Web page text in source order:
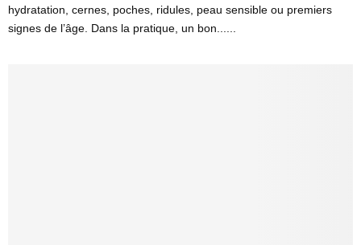
hydratation, cernes, poches, ridules, peau sensible ou premiers
signes de l’âge. Dans la pratique, un bon......